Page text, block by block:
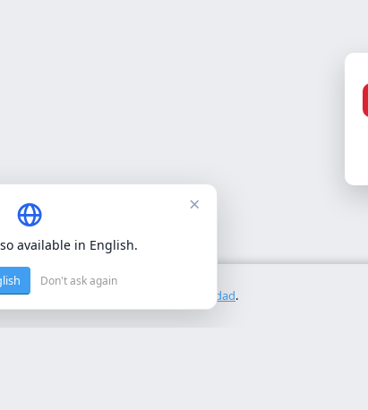
cookies de terceros. Política de privacidad.
×
available in English.
Don't ask again